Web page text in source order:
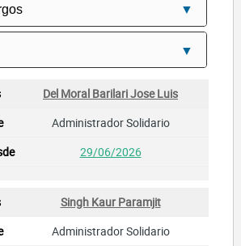
Del Moral Barilari Jose Luis
Administrador Solidario
29/06/2026
Singh Kaur Paramjit
Administrador Solidario